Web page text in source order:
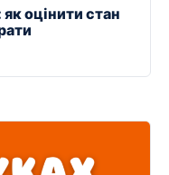
оцінити стан